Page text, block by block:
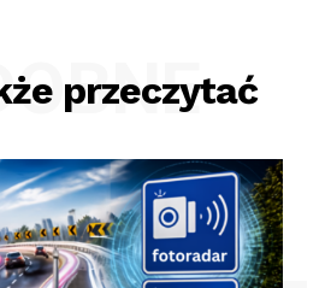
przeczytać